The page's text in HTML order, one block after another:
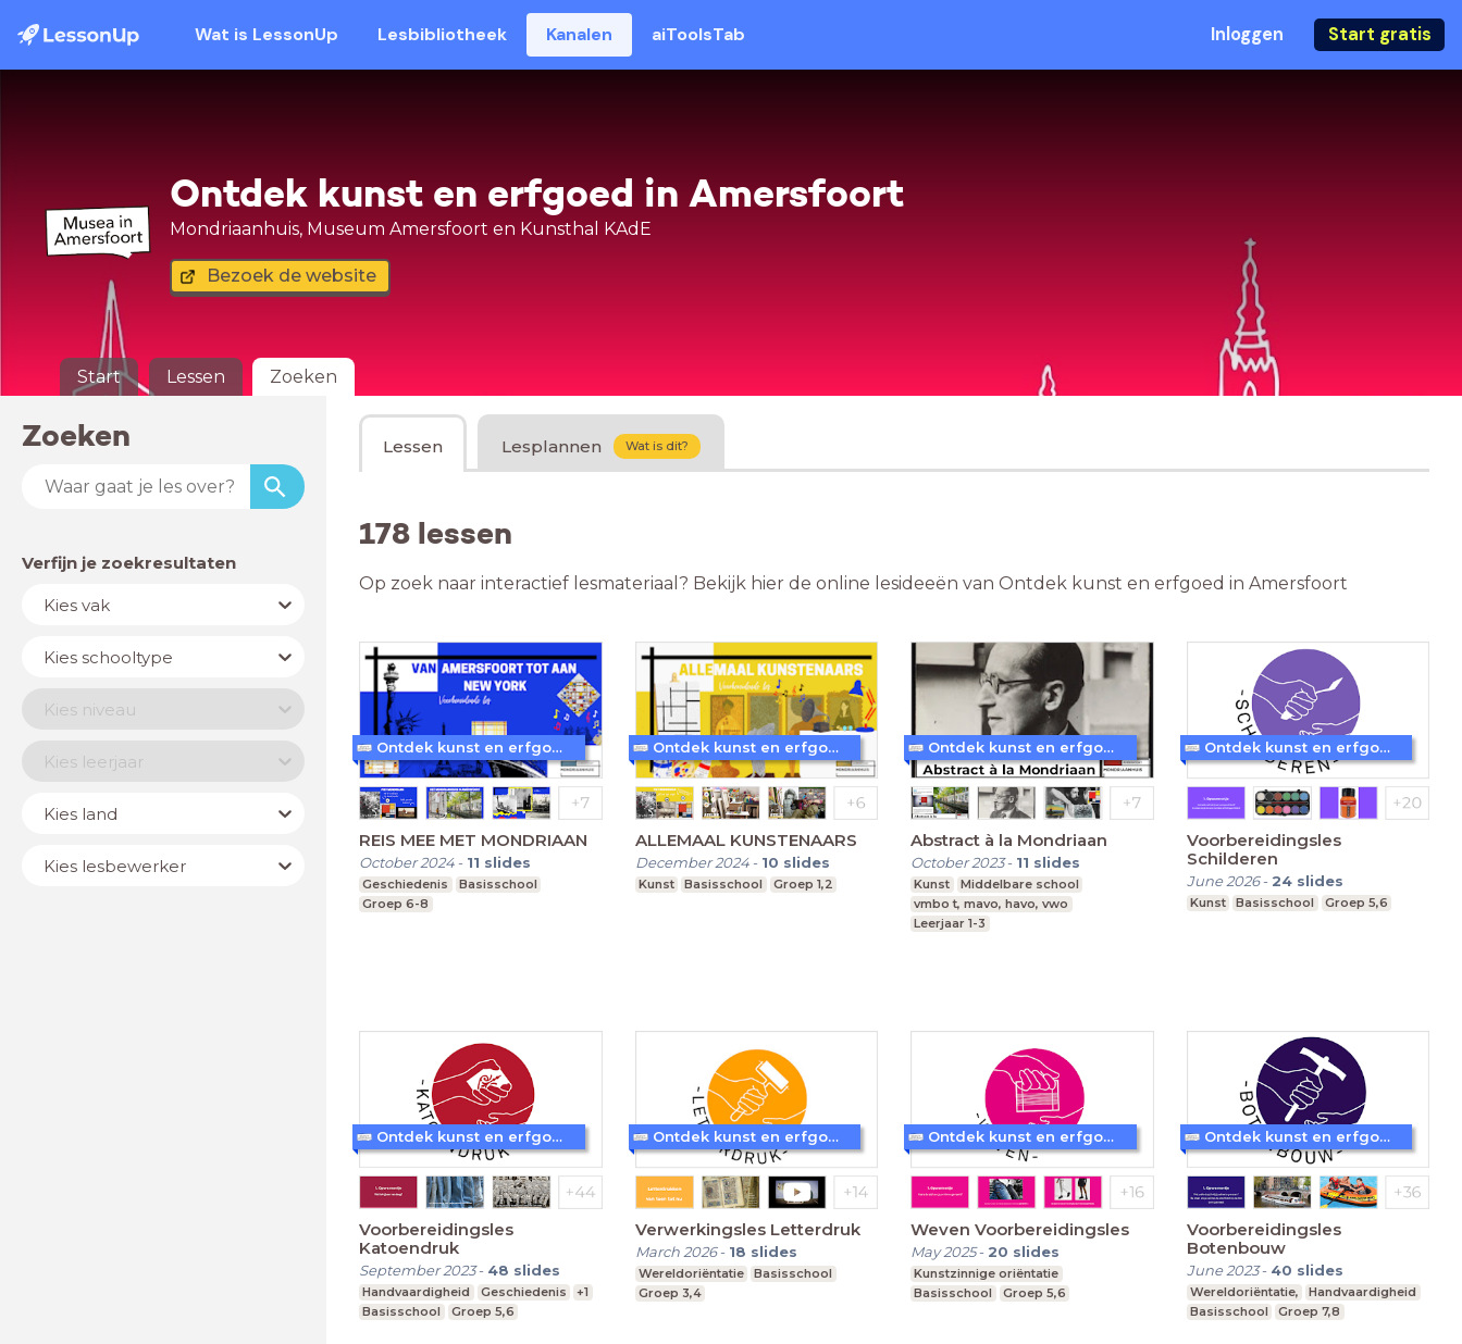
Wat is LessonUp Lesbibliotheek Kanalen aiToolsTab Inloggen Start gratis
Ontdek kunst en erfgoed in Amersfoort
Mondriaanhuis, Museum Amersfoort en Kunsthal KAdE
Bezoek de website
Start Lessen Zoeken
Zoeken
Verfijn je zoekresultaten
VakKies vak
Schooltype
Kies schooltype
Niveau
Kies niveau
JaarKies leerjaar
LandKies land
Lesbewerker
Kies lesbewerker
Lessen Lesplannen Wat is dit?
178 lessen
Op zoek naar interactief lesmateriaal? Bekijk hier de online lesideeën van Ontdek kunst en erfgoed in Amersfoort
REIS MEE MET MONDRIAAN
October 2024- 11 slides
Geschiedenis
Basisschool
Groep 6-8
Ontdek kunst en erfgoed in Amersfoort
ALLEMAAL KUNSTENAARS
December 2024- 10 slides
Kunst Basisschool Groep 1,2
Ontdek kunst en erfgoed in Amersfoort
Abstract à la Mondriaan
October 2023- 11 slides
Kunst
Middelbare school
vmbo t, mavo, havo, vwo
Leerjaar 1-3
Ontdek kunst en erfgoed in Amersfoort
Voorbereidingsles
Schilderen
June 2026- 24 slides
Kunst Basisschool Groep 5,6
Ontdek kunst en erfgoed in Amersfoort
Voorbereidingsles
Katoendruk
September 2023- 48 slides
Handvaardigheid Geschiedenis
+1
Basisschool
Groep 5,6
Ontdek kunst en erfgoed in Amersfoort
Verwerkingsles Letterdruk
March 2026- 18 slides
Wereldoriëntatie
Basisschool
Groep 3,4
Ontdek kunst en erfgoed in Amersfoort
Weven Voorbereidingsles
May 2025- 20 slides
Kunstzinnige oriëntatie
Basisschool
Groep 5,6
Ontdek kunst en erfgoed in Amersfoort
Voorbereidingsles
Botenbouw
June 2023- 40 slides
Wereldoriëntatie,
Handvaardigheid
Basisschool
Groep 7,8
Ontdek kunst en erfgoed in Amersfoort